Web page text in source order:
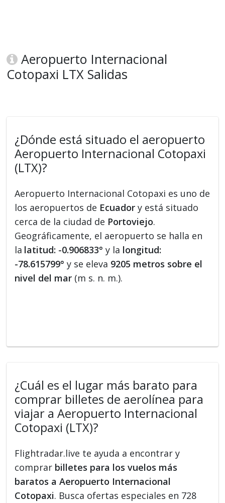
Aeropuerto Internacional
Cotopaxi LTX Salidas
¿Dónde está situado el aeropuerto
Aeropuerto Internacional Cotopaxi
(LTX)?
Aeropuerto Internacional Cotopaxi es uno de
los aeropuertos de Ecuador y está situado
cerca de la ciudad de Portoviejo.
Geográficamente, el aeropuerto se halla en
la latitud: -0.906833° y la longitud:
-78.615799° y se eleva 9205 metros sobre el
nivel del mar (m s. n. m.).
¿Cuál es el lugar más barato para
comprar billetes de aerolínea para
viajar a Aeropuerto Internacional
Cotopaxi (LTX)?
Flightradar.live te ayuda a encontrar y
comprar billetes para los vuelos más
baratos a Aeropuerto Internacional
Cotopaxi. Busca ofertas especiales en 728